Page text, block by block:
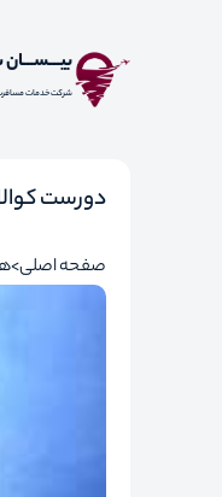
بیـــســـان
شرکت خدمات
دورست
صفحه اصلی